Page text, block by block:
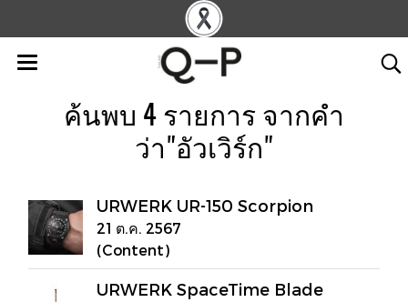
ค้นพบ 4 รายการ จากคำ
ว่า"อัวเวิร์ก"
URWERK UR-150 Scorpion
21 ต.ค. 2567
(Content)
URWERK SpaceTime Blade